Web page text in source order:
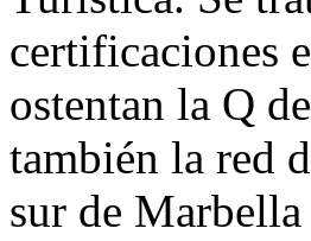
certificaciones
ostentan la Q
también la red
sur de